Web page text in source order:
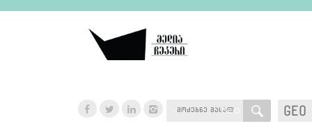
GEO
GEO